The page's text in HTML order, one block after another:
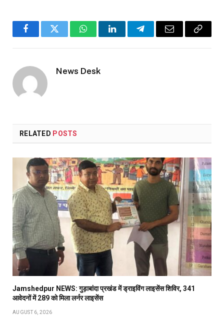
FacebookTwitter WhatsAppLinkedInTelegramEmail
Copy
News Desk
RELATED POSTS
Jamshedpur NEWS: गुड़ाबांदा प्रखंड में ड्राइविंग लाइसेंस शिविर, 341
आवेदनों में 289 को मिला लर्नर लाइसेंस
AUGUST 6, 2026